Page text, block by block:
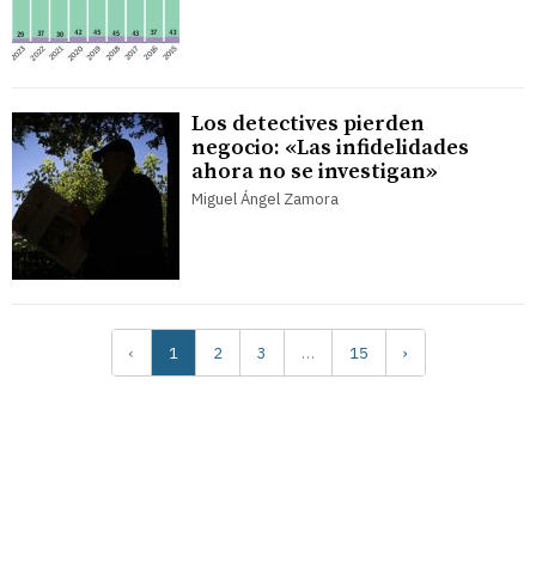
Los detectives pierden
negocio: «Las infidelidades
ahora no se investigan»
Miguel Ángel Zamora
‹ 1 2 3 … 15 ›